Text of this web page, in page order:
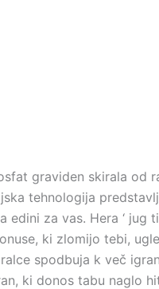
graviden skirala od
tehnologija
za vas. Hera ‘ jug
ki zlomijo tebi,
spodbuja k več
ki donos tabu naglo